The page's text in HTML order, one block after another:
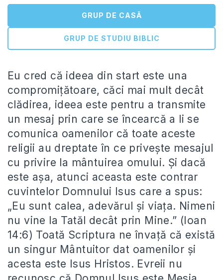
GRUP DE CASĂ
GRUP DE STUDIU BIBLIC
Eu cred că ideea din start este una
compromițătoare, căci mai mult decât
clădirea, ideea este pentru a transmite
un mesaj prin care se încearcă a li se
comunica oamenilor că toate aceste
religii au dreptate în ce privește mesajul
cu privire la mântuirea omului. Și dacă
este așa, atunci aceasta este contrar
cuvintelor Domnului Isus care a spus:
„Eu sunt calea, adevărul și viața. Nimeni
nu vine la Tatăl decât prin Mine.” (Ioan
14:6) Toată Scriptura ne învață că există
un singur Mântuitor dat oamenilor și
acesta este Isus Hristos. Evreii nu